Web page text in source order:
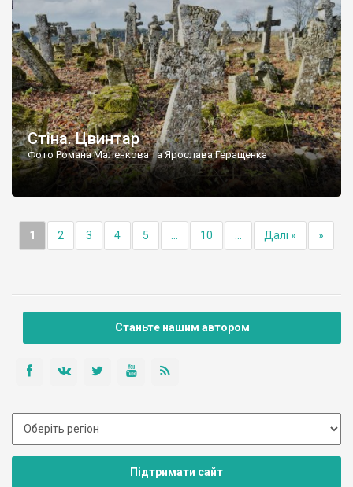
Стіна. Цвинтар
Фото Романа Маленкова та Ярослава Геращенка
1 2 3 4 5 10 Далі » »
Станьте нашим автором
Підтримати сайт